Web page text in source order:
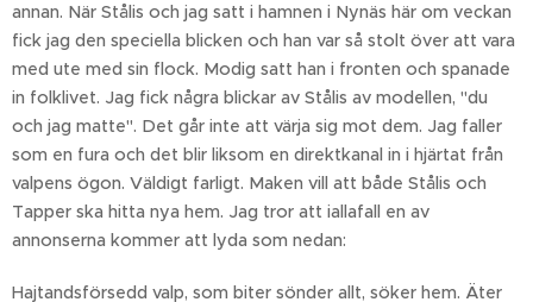
annan. När Stålis och jag satt i hamnen i Nynäs här om veckan
fick jag den speciella blicken och han var så stolt över att vara
med ute med sin flock. Modig satt han i fronten och spanade
in folklivet. Jag fick några blickar av Stålis av modellen, "du
och jag matte". Det går inte att värja sig mot dem. Jag faller
som en fura och det blir liksom en direktkanal in i hjärtat från
valpens ögon. Väldigt farligt. Maken vill att både Stålis och
Tapper ska hitta nya hem. Jag tror att iallafall en av
annonserna kommer att lyda som nedan:
Hajtandsförsedd valp, som biter sönder allt, söker hem. Äter